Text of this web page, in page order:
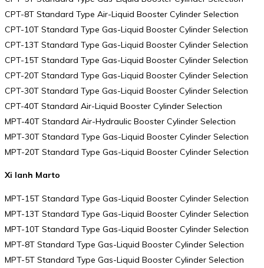
CPT-8T Standard Type Air-Liquid Booster Cylinder Selection
CPT-10T Standard Type Gas-Liquid Booster Cylinder Selection
CPT-13T Standard Type Gas-Liquid Booster Cylinder Selection
CPT-15T Standard Type Gas-Liquid Booster Cylinder Selection
CPT-20T Standard Type Gas-Liquid Booster Cylinder Selection
CPT-30T Standard Type Gas-Liquid Booster Cylinder Selection
CPT-40T Standard Air-Liquid Booster Cylinder Selection
MPT-40T Standard Air-Hydraulic Booster Cylinder Selection
MPT-30T Standard Type Gas-Liquid Booster Cylinder Selection
MPT-20T Standard Type Gas-Liquid Booster Cylinder Selection
Xi lanh Marto
MPT-15T Standard Type Gas-Liquid Booster Cylinder Selection
MPT-13T Standard Type Gas-Liquid Booster Cylinder Selection
MPT-10T Standard Type Gas-Liquid Booster Cylinder Selection
MPT-8T Standard Type Gas-Liquid Booster Cylinder Selection
MPT-5T Standard Type Gas-Liquid Booster Cylinder Selection